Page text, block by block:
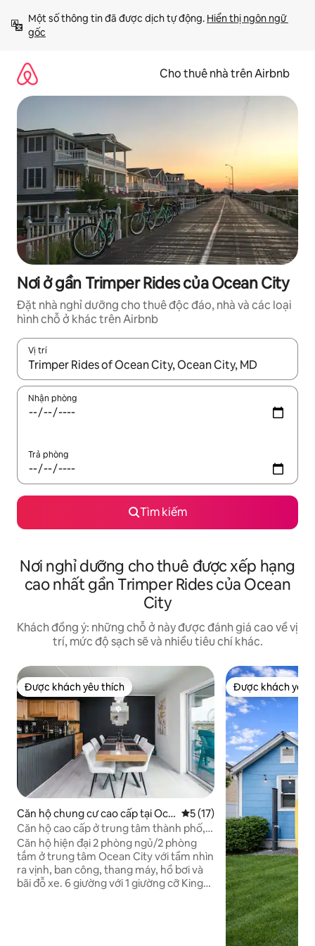
đến
Một số thông tin đã được dịch tự động. Hiển thị ngôn ngữ
gốc
Cho thuê nhà trên Airbnb
Nơi ở gần Trimper Rides của Ocean City
Đặt nhà nghỉ dưỡng cho thuê độc đáo, nhà và các loại
hình chỗ ở khác trên Airbnb
Vị trí
Khi có kết quả, hãy điều hướng bằng phím mũi tên lên và
Nhận phòng
Trả phòng
Tìm kiếm
Nơi nghỉ dưỡng cho thuê được xếp hạng
cao nhất gần Trimper Rides của Ocean
City
Khách đồng ý: những chỗ ở này được đánh giá cao về vị
trí, mức độ sạch sẽ và nhiều tiêu chí khác.
Được khách yêu thích
Được khách yêu thích
Căn hộ chung cư cao cấp tại Oce
an City
Xếp hạng trung bình 5/5,
5 (17)
Căn hộ cao cấp ở trung tâm thành phố,
chỗ đỗ xe, đi bộ đến bãi biển & lối đi bộ
ven biển
Căn hộ hiện đại 2 phòng ngủ/2 phòng
tắm ở trung tâm Ocean City với tầm nhìn
ra vịnh, ban công, thang máy, hồ bơi và
bãi đỗ xe. 6 giường với 1 giường cỡ King
Được khách yêu
Được khách yêu